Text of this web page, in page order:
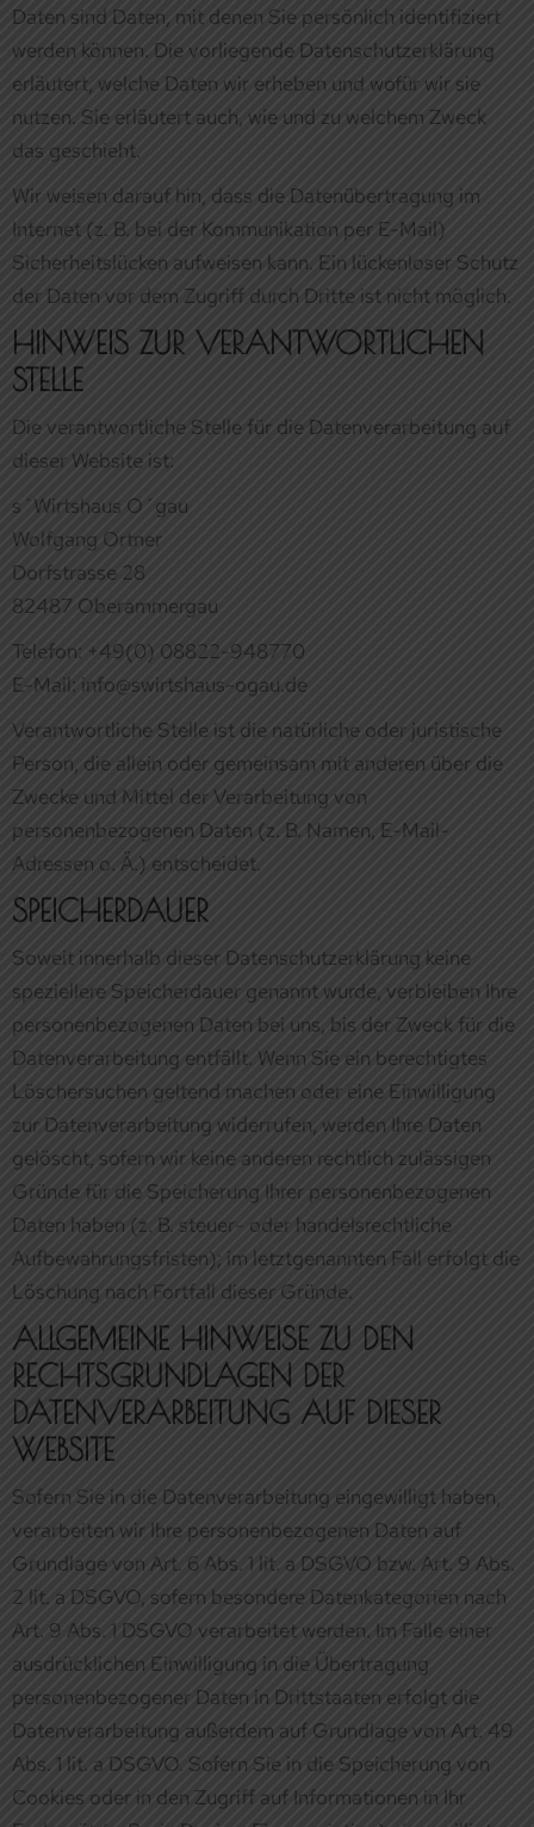
Wir weisen darauf hin, dass die Datenübertragung im
Internet (z. B. bei der Kommunikation per E-Mail)
Sicherheitslücken aufweisen kann. Ein lückenloser Schutz
der Daten vor dem Zugriff durch Dritte ist nicht möglich.
HINWEIS ZUR VERANTWORTLICHEN
STELLE
Die verantwortliche Stelle für die Datenverarbeitung auf
dieser Website ist:
Wolfgang Ortner
Dorfstrasse 28
82487 Oberammergau
Telefon: +49(0) 08822-948770
E-Mail: info@swirtshaus-ogau.de
Verantwortliche Stelle ist die natürliche oder juristische
Person, die allein oder gemeinsam mit anderen über die
Zwecke und Mittel der Verarbeitung von
personenbezogenen Daten (z. B. Namen, E-Mail-
Adressen o. Ä.) entscheidet.
SPEICHERDAUER
Soweit innerhalb dieser Datenschutzerklärung keine
speziellere Speicherdauer genannt wurde, verbleiben Ihre
personenbezogenen Daten bei uns, bis der Zweck für die
Datenverarbeitung entfällt. Wenn Sie ein berechtigtes
Löschersuchen geltend machen oder eine Einwilligung
gelöscht, sofern wir keine anderen rechtlich zulässigen
Gründe für die Speicherung Ihrer personenbezogenen
Daten haben (z. B. steuer- oder handelsrechtliche
Aufbewahrungsfristen); im letztgenannten Fall erfolgt die
Löschung nach Fortfall dieser Gründe.
ALLGEMEINE HINWEISE ZU DEN
RECHTSGRUNDLAGEN DER
DATENVERARBEITUNG AUF DIESER
WEBSITE
Sofern Sie in die Datenverarbeitung eingewilligt haben,
verarbeiten wir Ihre personenbezogenen Daten auf
Grundlage von Art. 6 Abs. 1 lit. a DSGVO bzw. Art. 9 Abs.
2 lit. a DSGVO, sofern besondere Datenkategorien nach
Art. 9 Abs. 1 DSGVO verarbeitet werden. Im Falle einer
personenbezogener Daten in Drittstaaten erfolgt die
Datenverarbeitung außerdem auf Grundlage von Art. 49
Abs. 1 lit. a DSGVO. Sofern Sie in die Speicherung von
Cookies oder in den Zugriff auf Informationen in Ihr
Endgerät (z. B. via Device-Fingerprinting) eingewilligt
haben, erfolgt die Datenverarbeitung zusätzlich auf
Grundlage von § 25 Abs. 1 TTDSG. Die Einwilligung ist
jederzeit widerrufbar. Sind Ihre Daten zur
Vertragserfüllung oder zur Durchführung vorvertraglicher
Maßnahmen erforderlich, verarbeiten wir Ihre Daten auf